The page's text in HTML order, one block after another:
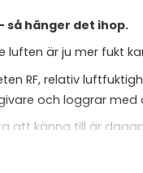
hänger det ihop.
luften är ju mer fukt
RF, relativ
och loggrar
att känna till är
då RF är